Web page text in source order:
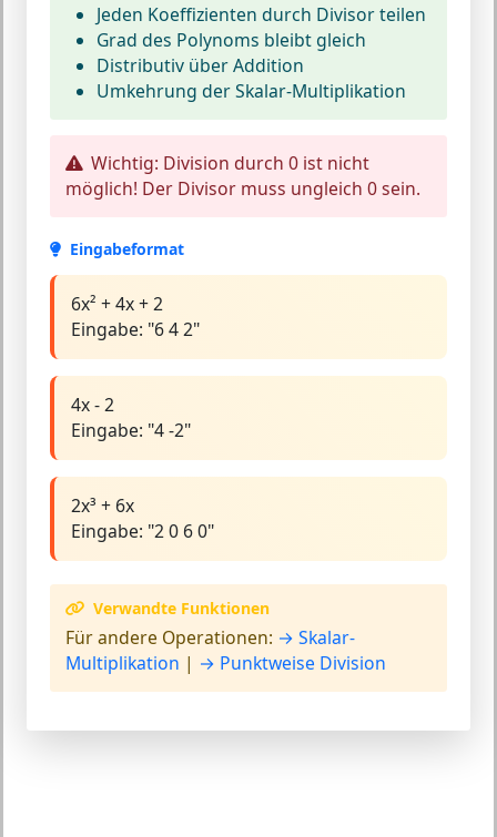
Jeden Koeffizienten durch Divisor teilen
Grad des Polynoms bleibt gleich
Distributiv über Addition
Umkehrung der Skalar-Multiplikation
Wichtig: Division durch 0 ist nicht
möglich! Der Divisor muss ungleich 0 sein.
Eingabeformat
6x² + 4x + 2
Eingabe: "6 4 2"
4x - 2
Eingabe: "4 -2"
2x³ + 6x
Eingabe: "2 0 6 0"
Verwandte Funktionen
Für andere Operationen: → Skalar-
Multiplikation | → Punktweise Division